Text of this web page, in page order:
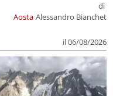
Aosta
di
Alessandro Bianchet
il 06/08/2026